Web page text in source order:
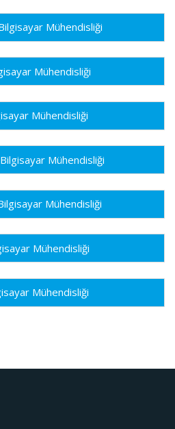
Mühendisliği
Mühendisliği
Mühendisliği
Mühendisliği
Mühendisliği
Mühendisliği
Mühendisliği